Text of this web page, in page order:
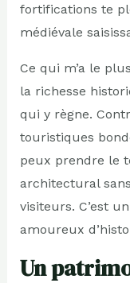
fortifications te
médiévale
Ce qui m’a le
la richesse
qui y règne.
touristiques
peux prendre le
architectural
visiteurs. C’est
amoureux
Un